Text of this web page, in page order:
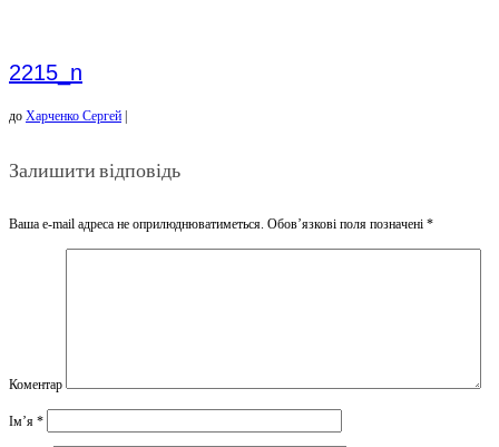
2215_n
до Харченко Сергей
Залишити відповідь
Ваша e-mail адреса не оприлюднюватиметься. Обов’язкові поля позначені *
Коментар
Ім’я *